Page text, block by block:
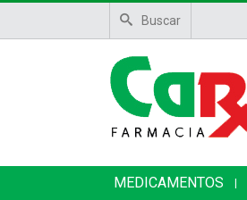
Buscar
MEDICAMENTOS